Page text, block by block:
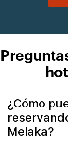
¿Cómo
Melaka?